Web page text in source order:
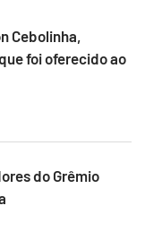
Cebolinha,
foi oferecido ao
do Grêmio